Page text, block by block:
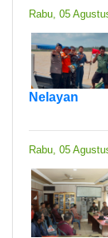
Rabu, 05
Nelayan
Rabu, 05